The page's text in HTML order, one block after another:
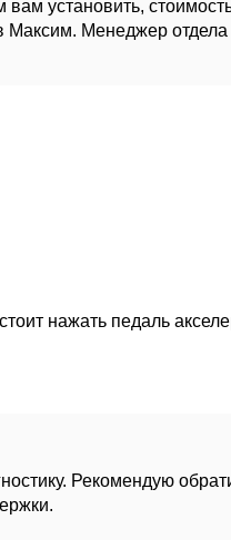
установить,
Менеджер отдела
нажать педаль
Рекомендую